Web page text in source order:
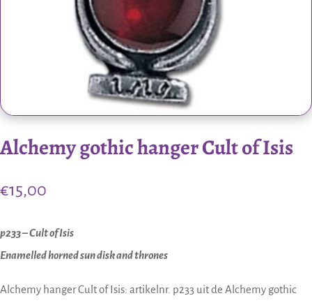
Alchemy gothic hanger Cult of Isis
€15,00
p233 – Cult of Isis
Enamelled horned sun disk and thrones
Alchemy hanger Cult of Isis: artikelnr. p233 uit de Alchemy gothic